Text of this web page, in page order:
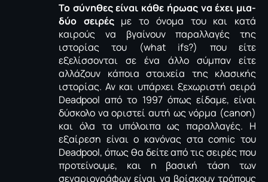
Το σύνηθες είναι κάθε ήρωας να έχει μια-
δύο σειρέςμε το όνομα του και κατά
καιρούς να βγαίνουν παραλλαγές της
ιστορίας του (what ifs?) που είτε
εξελίσσονται σε ένα άλλο σύμπαν είτε
αλλάζουν κάποια στοιχεία της κλασικής
ιστορίας. Αν και υπάρχει ξεχωριστή σειρά
Deadpool από το 1997 όπως είδαμε, είναι
δύσκολο να οριστεί αυτή ως νόρμα (canon)
και όλα τα υπόλοιπα ως παραλλαγές. H
εξαίρεση είναι ο κανόνας στα comic του
Deadpool, όπως θα δείτε από τις σειρές που
προτείνουμε, και η βασική τάση των
σεναριογράφων είναι να βρίσκουν τρόπους